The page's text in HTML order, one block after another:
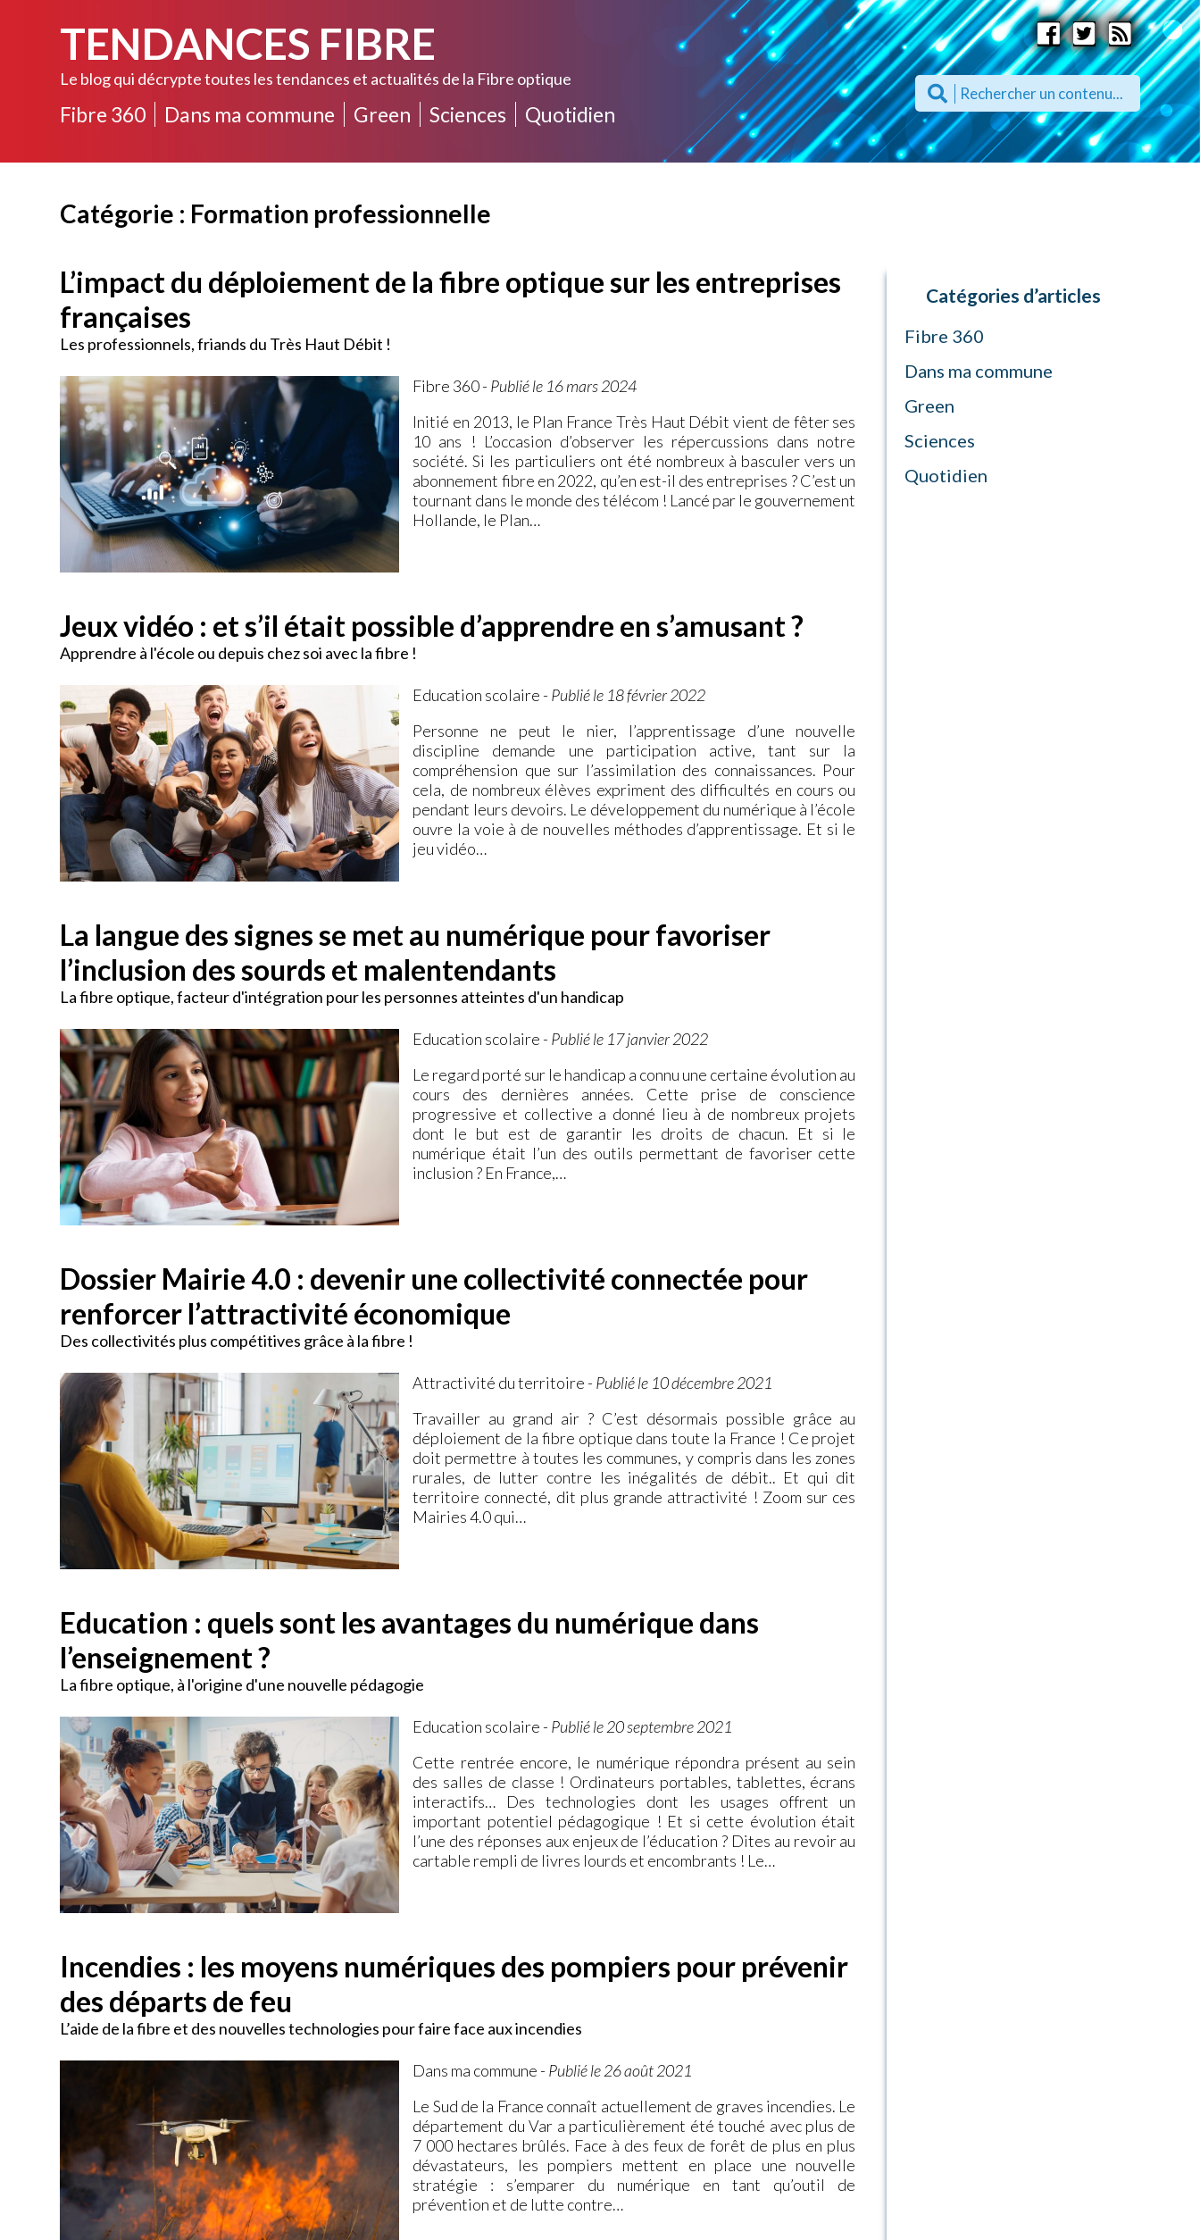
TENDANCES FIBRE
Le blog qui décrypte toutes les tendances et actualités de la Fibre optique
Fibre 360 Dans ma commune Green Sciences Quotidien
Catégorie : Formation professionnelle
L’impact du déploiement de la fibre optique sur les entreprises
françaises
Les professionnels, friands du Très Haut Débit !
Fibre 360- Publié le 16 mars 2024
Initié en 2013, le Plan France Très Haut Débit vient de fêter ses
10 ans ! L’occasion d’observer les répercussions dans notre
société. Si les particuliers ont été nombreux à basculer vers un
abonnement fibre en 2022, qu’en est-il des entreprises ? C’est un
tournant dans le monde des télécom ! Lancé par le gouvernement
Hollande, le Plan…
Jeux vidéo : et s’il était possible d’apprendre en s’amusant ?
Apprendre à l'école ou depuis chez soi avec la fibre !
Education scolaire - Publié le 18 février 2022
Personne ne peut le nier, l’apprentissage d’une nouvelle
discipline demande une participation active, tant sur la
compréhension que sur l’assimilation des connaissances. Pour
cela, de nombreux élèves expriment des difficultés en cours ou
pendant leurs devoirs. Le développement du numérique à l’école
ouvre la voie à de nouvelles méthodes d’apprentissage. Et si le
jeu vidéo…
La langue des signes se met au numérique pour favoriser
l’inclusion des sourds et malentendants
La fibre optique, facteur d'intégration pour les personnes atteintes d'un handicap
Education scolaire - Publié le 17 janvier 2022
Le regard porté sur le handicap a connu une certaine évolution au
cours des dernières années. Cette prise de conscience
progressive et collective a donné lieu à de nombreux projets
dont le but est de garantir les droits de chacun. Et si le
numérique était l’un des outils permettant de favoriser cette
inclusion ? En France,…
Dossier Mairie 4.0 : devenir une collectivité connectée pour
renforcer l’attractivité économique
Des collectivités plus compétitives grâce à la fibre !
Attractivité du territoire - Publié le 10 décembre 2021
Travailler au grand air ? C’est désormais possible grâce au
déploiement de la fibre optique dans toute la France ! Ce projet
doit permettre à toutes les communes, y compris dans les zones
rurales, de lutter contre les inégalités de débit.. Et qui dit
territoire connecté, dit plus grande attractivité ! Zoom sur ces
Mairies 4.0 qui…
Education : quels sont les avantages du numérique dans
l’enseignement ?
La fibre optique, à l'origine d'une nouvelle pédagogie
Education scolaire - Publié le 20 septembre 2021
Cette rentrée encore, le numérique répondra présent au sein
des salles de classe ! Ordinateurs portables, tablettes, écrans
interactifs… Des technologies dont les usages offrent un
important potentiel pédagogique ! Et si cette évolution était
l’une des réponses aux enjeux de l’éducation ? Dites au revoir au
cartable rempli de livres lourds et encombrants ! Le…
Incendies : les moyens numériques des pompiers pour prévenir
des départs de feu
L’aide de la fibre et des nouvelles technologies pour faire face aux incendies
Dans ma commune - Publié le 26 août 2021
Le Sud de la France connaît actuellement de graves incendies. Le
département du Var a particulièrement été touché avec plus de
7 000 hectares brûlés. Face à des feux de forêt de plus en plus
dévastateurs, les pompiers mettent en place une nouvelle
stratégie : s’emparer du numérique en tant qu’outil de
prévention et de lutte contre…
Catégories d’articles
Fibre 360
Dans ma commune
Green
Sciences
Quotidien